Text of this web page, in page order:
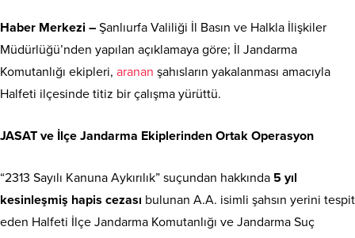
Haber Merkezi – Şanlıurfa Valiliği İl Basın ve Halkla İlişkiler
Müdürlüğü’nden yapılan açıklamaya göre; İl Jandarma
Komutanlığı ekipleri, aranan şahısların yakalanması amacıyla
Halfeti ilçesinde titiz bir çalışma yürüttü.
JASAT ve İlçe Jandarma Ekiplerinden Ortak Operasyon
“2313 Sayılı Kanuna Aykırılık” suçundan hakkında 5 yıl
kesinleşmiş hapis cezası bulunan A.A. isimli şahsın yerini tespit
eden Halfeti İlçe Jandarma Komutanlığı ve Jandarma Suç